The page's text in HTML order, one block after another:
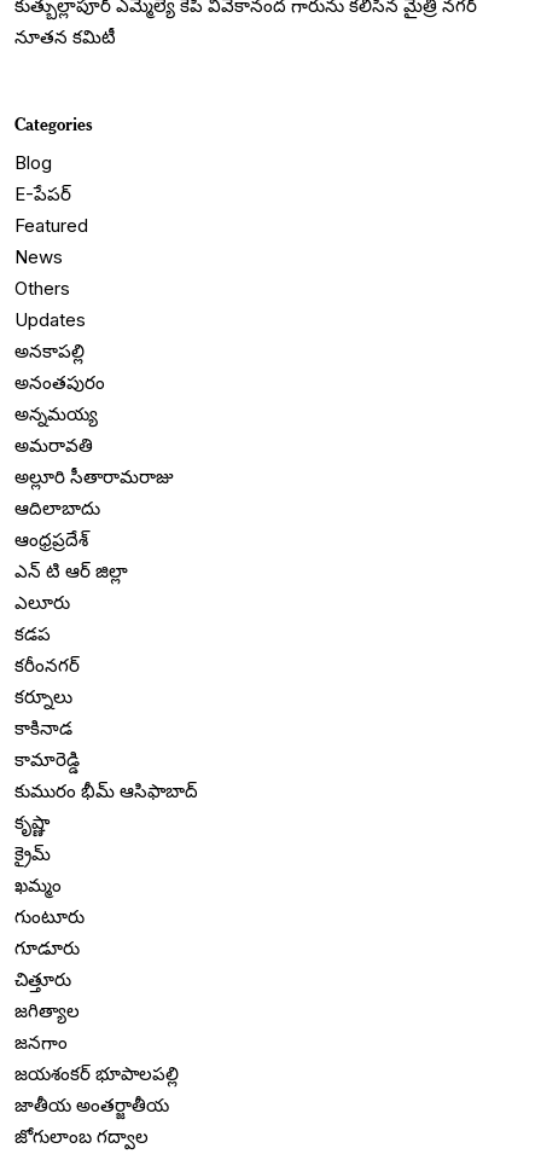
కుత్బుల్లాపూర్ ఎమ్మెల్యే కేపీ వివేకానంద గారును కలిసిన మైత్రి నగర్
నూతన కమిటీ
Categories
Blog
E-పేపర్
Featured
News
Others
Updates
అనకాపల్లి
అనంతపురం
అన్నమయ్య
అమరావతి
అల్లూరి సీతారామరాజు
ఆదిలాబాదు
ఆంధ్రప్రదేశ్
ఎన్ టి ఆర్ జిల్లా
ఎలూరు
కడప
కరీంనగర్
కర్నూలు
కాకినాడ
కామారెడ్డి
కుమురం భీమ్ ఆసిఫాబాద్
కృష్ణా
క్రైమ్
ఖమ్మం
గుంటూరు
గూడూరు
చిత్తూరు
జగిత్యాల
జనగాం
జయశంకర్ భూపాలపల్లి
జాతీయ అంతర్జాతీయ
జోగులాంబ గద్వాల